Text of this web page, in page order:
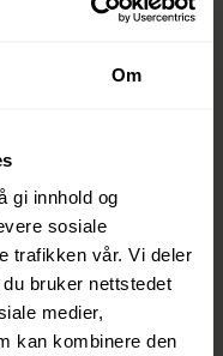
Om
gi innhold og
sosiale
trafikken vår. Vi deler
bruker nettstedet
medier,
kan kombinere den
med tanke på
av stranda,
og eier å
og miljøet på og
de ønsker å
friområder.
som er lagt